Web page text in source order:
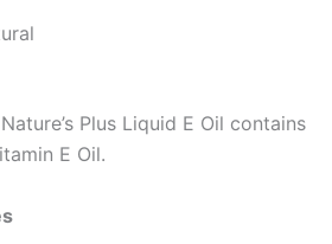
Plus Liquid E Oil contains
E Oil.